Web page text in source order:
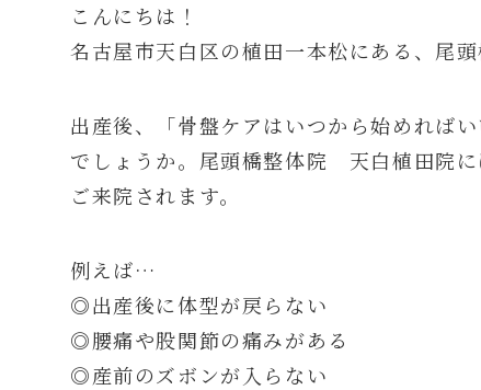
こんにちは！
名古屋市天白区の植田一本松にある、尾
出産後、「骨盤ケアはいつから始めれば
でしょうか。尾頭橋整体院 天白植田院に
ご来院されます。
例えば…
◎出産後に体型が戻らない
◎腰痛や股関節の痛みがある
◎産前のズボンが入らない